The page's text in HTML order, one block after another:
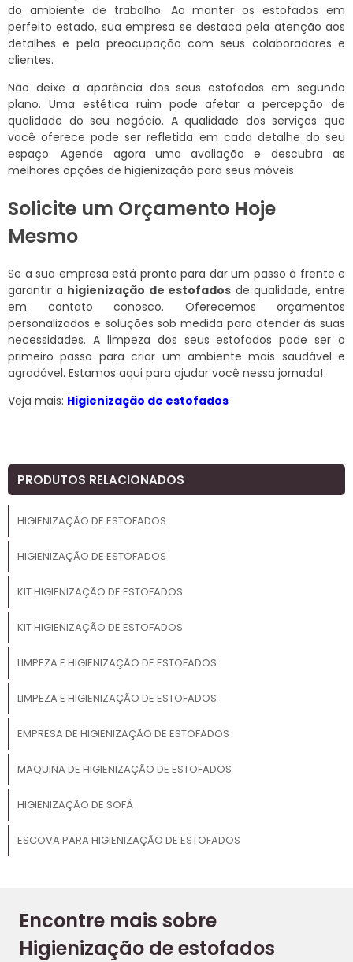
do ambiente de trabalho. Ao manter os estofados em
perfeito estado, sua empresa se destaca pela atenção aos
detalhes e pela preocupação com seus colaboradores e
clientes.
Não deixe a aparência dos seus estofados em segundo
plano. Uma estética ruim pode afetar a percepção de
qualidade do seu negócio. A qualidade dos serviços que
você oferece pode ser refletida em cada detalhe do seu
espaço. Agende agora uma avaliação e descubra as
melhores opções de higienização para seus móveis.
Solicite um Orçamento Hoje
Mesmo
Se a sua empresa está pronta para dar um passo à frente e
garantir a higienização de estofados de qualidade, entre
em contato conosco. Oferecemos orçamentos
personalizados e soluções sob medida para atender às suas
necessidades. A limpeza dos seus estofados pode ser o
primeiro passo para criar um ambiente mais saudável e
agradável. Estamos aqui para ajudar você nessa jornada!
Veja mais: Higienização de estofados
PRODUTOS RELACIONADOS
HIGIENIZAÇÃO DE ESTOFADOS
HIGIENIZAÇÃO DE ESTOFADOS
KIT HIGIENIZAÇÃO DE ESTOFADOS
KIT HIGIENIZAÇÃO DE ESTOFADOS
LIMPEZA E HIGIENIZAÇÃO DE ESTOFADOS
LIMPEZA E HIGIENIZAÇÃO DE ESTOFADOS
EMPRESA DE HIGIENIZAÇÃO DE ESTOFADOS
MAQUINA DE HIGIENIZAÇÃO DE ESTOFADOS
HIGIENIZAÇÃO DE SOFÁ
ESCOVA PARA HIGIENIZAÇÃO DE ESTOFADOS
Encontre mais sobre
Higienização de estofados